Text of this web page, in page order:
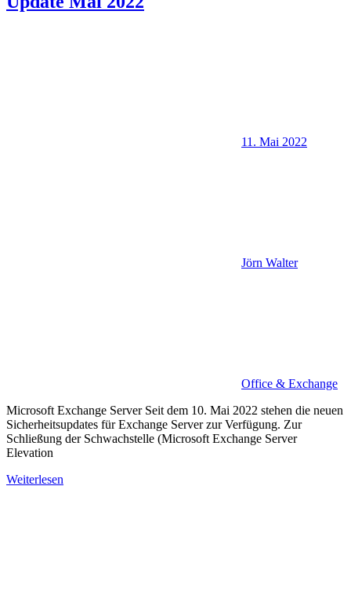
11. Mai 2022
Jörn Walter
Office & Exchange
Microsoft Exchange Server Seit dem 10. Mai 2022 stehen die neuen
Sicherheitsupdates für Exchange Server zur Verfügung. Zur
Schließung der Schwachstelle (Microsoft Exchange Server
Elevation
Weiterlesen